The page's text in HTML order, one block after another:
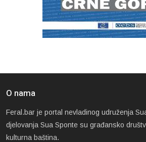
O nama
Feral.bar je portal nevladinog udruženja
djelovanja Sua Sponte su građansko
kulturna baština.